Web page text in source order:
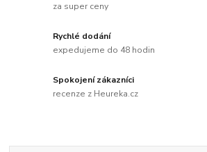
za super ceny
Rychlé dodání
expedujeme do 48 hodin
Spokojení zákazníci
recenze z Heureka.cz